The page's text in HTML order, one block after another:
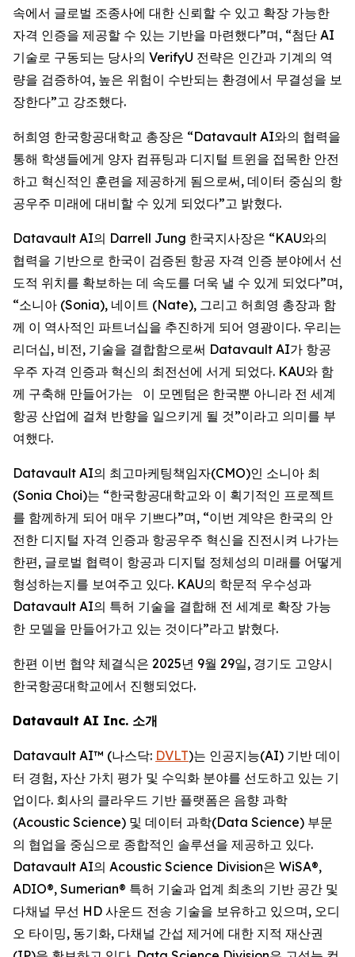
속에서 글로벌 조종사에 대한 신뢰할 수 있고 확장 가능한
자격 인증을 제공할 수 있는 기반을 마련했다”며, “첨단 AI
기술로 구동되는 당사의 VerifyU 전략은 인간과 기계의 역
량을 검증하여, 높은 위험이 수반되는 환경에서 무결성을 보
장한다”고 강조했다.
허희영 한국항공대학교 총장은 “Datavault AI와의 협력을
통해 학생들에게 양자 컴퓨팅과 디지털 트윈을 접목한 안전
하고 혁신적인 훈련을 제공하게 됨으로써, 데이터 중심의 항
공우주 미래에 대비할 수 있게 되었다”고 밝혔다.
Datavault AI의 Darrell Jung 한국지사장은 “KAU와의
협력을 기반으로 한국이 검증된 항공 자격 인증 분야에서 선
도적 위치를 확보하는 데 속도를 더욱 낼 수 있게 되었다”며,
“소니아 (Sonia), 네이트 (Nate), 그리고 허희영 총장과 함
께 이 역사적인 파트너십을 추진하게 되어 영광이다. 우리는
리더십, 비전, 기술을 결합함으로써 Datavault AI가 항공
우주 자격 인증과 혁신의 최전선에 서게 되었다. KAU와 함
께 구축해 만들어가는 이 모멘텀은 한국뿐 아니라 전 세계
항공 산업에 걸쳐 반향을 일으키게 될 것”이라고 의미를 부
여했다.
Datavault AI의 최고마케팅책임자(CMO)인 소니아 최
(Sonia Choi)는 “한국항공대학교와 이 획기적인 프로젝트
를 함께하게 되어 매우 기쁘다”며, “이번 계약은 한국의 안
전한 디지털 자격 인증과 항공우주 혁신을 진전시켜 나가는
한편, 글로벌 협력이 항공과 디지털 정체성의 미래를 어떻게
형성하는지를 보여주고 있다. KAU의 학문적 우수성과
Datavault AI의 특허 기술을 결합해 전 세계로 확장 가능
한 모델을 만들어가고 있는 것이다”라고 밝혔다.
한편 이번 협약 체결식은 2025년 9월 29일, 경기도 고양시
한국항공대학교에서 진행되었다.
Datavault AI Inc. 소개
Datavault AI™ (나스닥: DVLT)는 인공지능(AI) 기반 데이
터 경험, 자산 가치 평가 및 수익화 분야를 선도하고 있는 기
업이다. 회사의 클라우드 기반 플랫폼은 음향 과학
(Acoustic Science) 및 데이터 과학(Data Science) 부문
의 협업을 중심으로 종합적인 솔루션을 제공하고 있다.
Datavault AI의 Acoustic Science Division은 WiSA®,
ADIO®, Sumerian® 특허 기술과 업계 최초의 기반 공간 및
다채널 무선 HD 사운드 전송 기술을 보유하고 있으며, 오디
오 타이밍, 동기화, 다채널 간섭 제거에 대한 지적 재산권